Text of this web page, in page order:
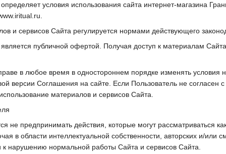
условия использования сайта интернет-магазина
и сервисов Сайта регулируется нормами действующего
публичной офертой. Получая доступ к материалам
в любое время в одностороннем порядке изменять условия
версии Соглашения на сайте. Если Пользователь не согласен
материалов и сервисов Сайта.
не предпринимать действия, которые могут рассматриваться
в области интеллектуальной собственности, авторских и/
к нарушению нормальной работы Сайта и сервисов Сайта.